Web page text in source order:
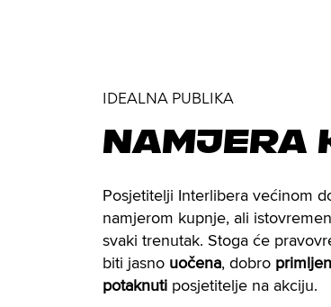
IDEALNA PUBLIKA
Namjera
Posjetitelji Interlibera većinom
namjerom kupnje, ali
svaki trenutak. Stoga će
biti jasno uočena, dobro
potaknuti posjetitelje na akciju.